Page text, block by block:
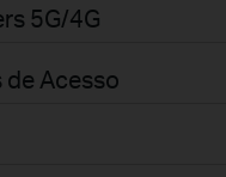
5G/4G
de Acesso